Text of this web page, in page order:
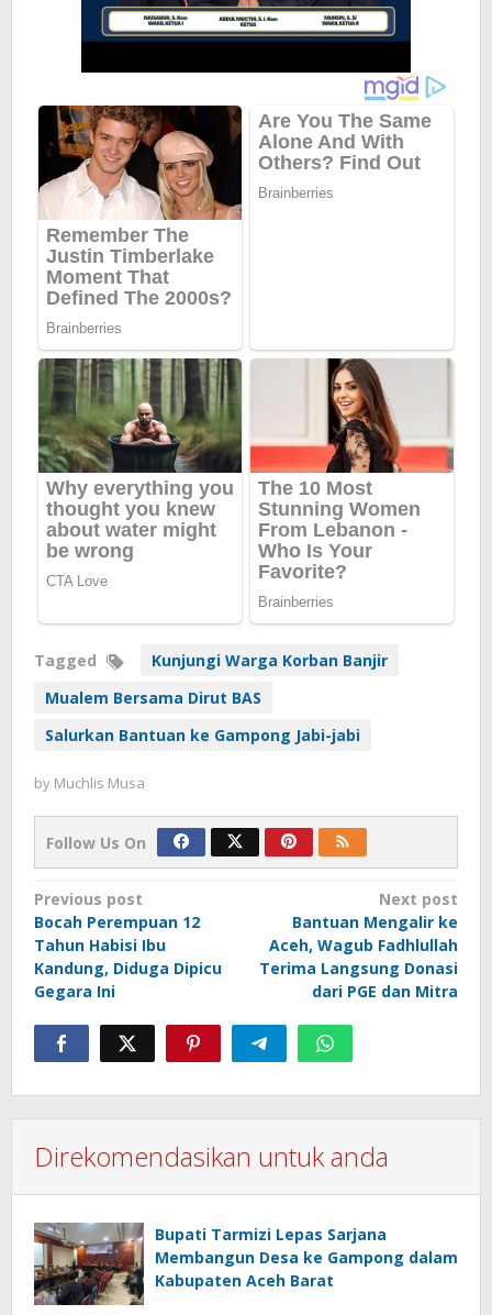
Tagged
Kunjungi Warga Korban Banjir
Mualem Bersama Dirut BAS
Salurkan Bantuan ke Gampong Jabi-jabi
by Muchlis Musa
Follow Us On
Post
navigation
Previous post
Bocah Perempuan 12
Tahun Habisi Ibu
Kandung, Diduga Dipicu
Gegara Ini
Next post
Bantuan Mengalir ke
Aceh, Wagub Fadhlullah
Terima Langsung Donasi
dari PGE dan Mitra
Direkomendasikan untuk anda
Bupati Tarmizi Lepas Sarjana
Membangun Desa ke Gampong dalam
Kabupaten Aceh Barat